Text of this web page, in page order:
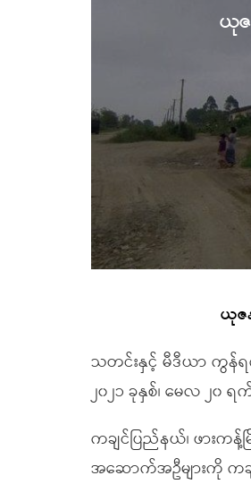
ယု
ယုဇ
သတင်းနှင့် မီဒီယာ ကွန်
၂၀၂၁ ခုနှစ်၊ မေလ ၂၀ ရ
ကချင်ပြည်နယ်၊ ဖားက
အဆောက်အဦများကို